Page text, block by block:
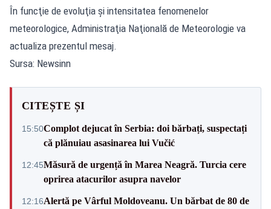
În funcţie de evoluţia şi intensitatea fenomenelor
meteorologice, Administraţia Naţională de Meteorologie va
actualiza prezentul mesaj.
Sursa: Newsinn
CITEȘTE ȘI
15:50Complot dejucat în Serbia: doi bărbați, suspectați
că plănuiau asasinarea lui Vučić
12:45Măsură de urgență în Marea Neagră. Turcia cere
oprirea atacurilor asupra navelor
12:16Alertă pe Vârful Moldoveanu. Un bărbat de 80 de